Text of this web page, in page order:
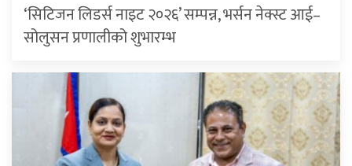
‘सिटिजन लिडर्स नाइट २०२६’ सम्पन्न, भर्सन नेक्स्ट आई–
सोलुसन प्रणालीको शुभारम्भ